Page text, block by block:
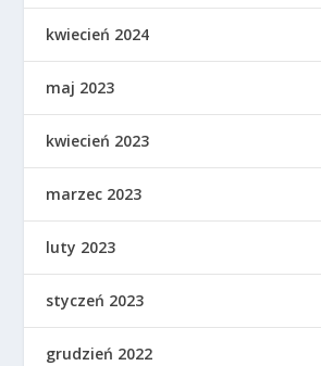
kwiecień 2024
maj 2023
kwiecień 2023
marzec 2023
luty 2023
styczeń 2023
grudzień 2022